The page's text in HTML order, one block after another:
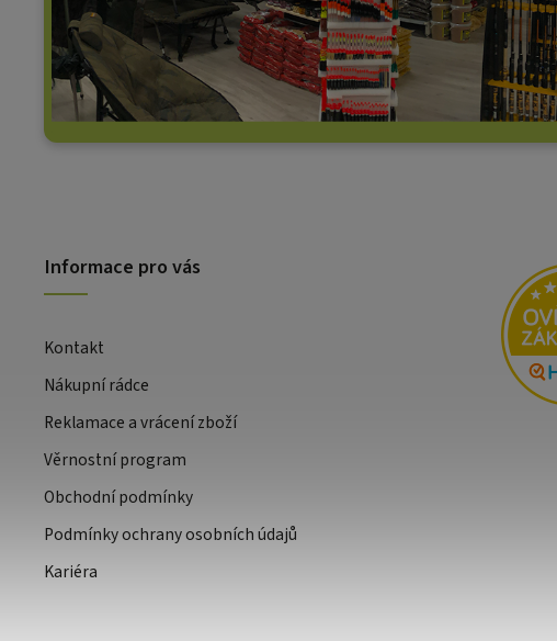
Informace pro vás
Kontakt
Nákupní rádce
Reklamace a vrácení zboží
Věrnostní program
Obchodní podmínky
Podmínky ochrany osobních údajů
Kariéra